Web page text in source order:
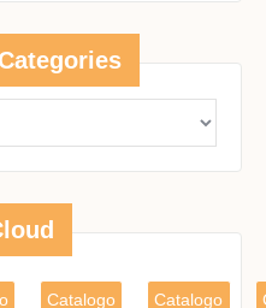
Catalogo
Catalogo